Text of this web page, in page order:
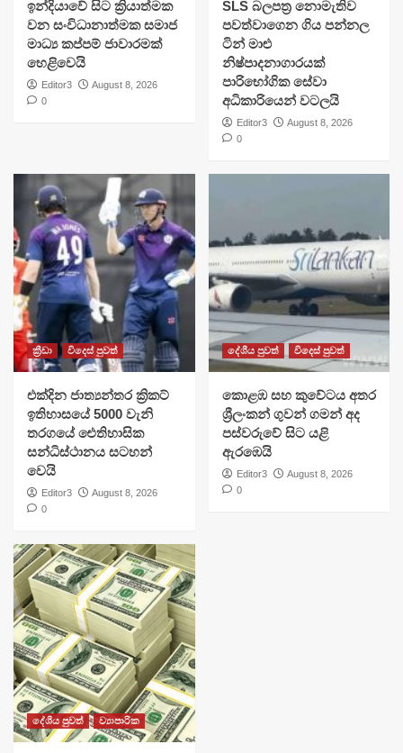
​ඉන්දියාවේ සිට ක්‍රියාත්මක
වන සංවිධානාත්මක සමාජ
මාධ්‍ය කප්පම් ජාවාරමක්
හෙළිවෙයි
Editor3
August 8, 2026
0
SLS බලපත්‍ර නොමැතිව
පවත්වාගෙන ගිය පන්නල
ටින් මාළු
නිෂ්පාදනාගාරයක්
පාරිභෝගික සේවා
අධිකාරියෙන් වටලයි
Editor3
August 8, 2026
0
ක්‍රීඩා විදෙස් පුවත්
එක්දින ජාත්‍යන්තර ක්‍රිකට්
ඉතිහාසයේ 5000 වැනි
තරගයේ ඓතිහාසික
සන්ධිස්ථානය සටහන්
වෙයි
Editor3
August 8, 2026
0
දේශීය පුවත් විදෙස් පුවත්
​කොළඹ සහ කුවේටය අතර
ශ්‍රීලංකන් ගුවන් ගමන් අද
පස්වරුවේ සිට යළි
ඇරඹෙයි
Editor3
August 8, 2026
0
දේශීය පුවත් ව්‍යාපාරික